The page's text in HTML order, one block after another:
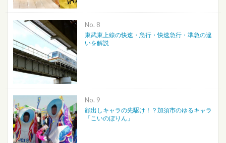
No.
東武東上線の快速・急行・快速急行・準急の違
いを解説
No.
顔出しキャラの先駆け！？加須市のゆるキャラ
「こいのぼりん」